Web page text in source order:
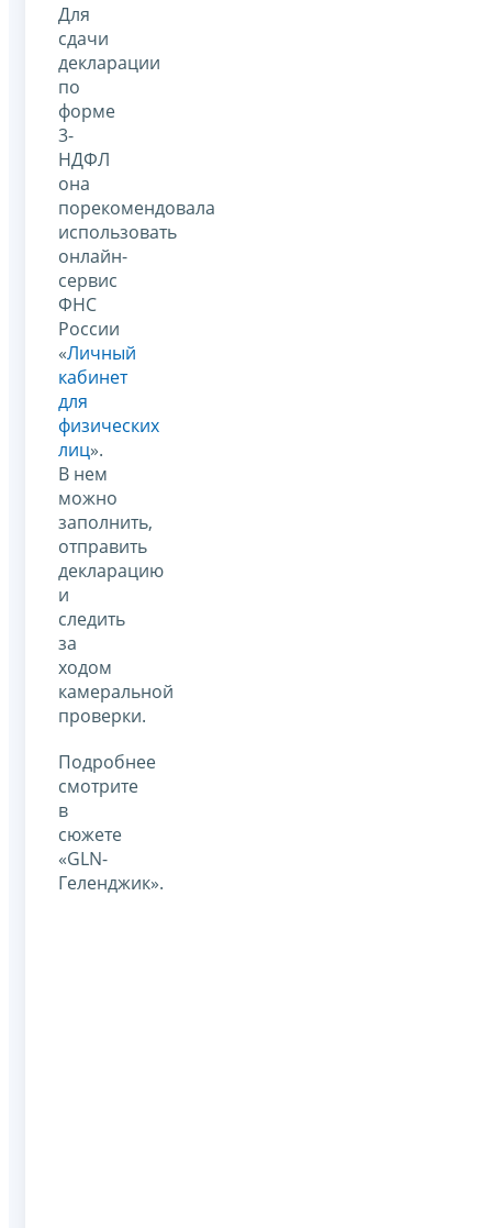
Для
сдачи
декларации
по
форме
3-
НДФЛ
она
порекомендовала
использовать
онлайн-
сервис
ФНС
России
«Личный
кабинет
для
физических
лиц».
В нем
можно
заполнить,
отправить
декларацию
и
следить
за
ходом
камеральной
проверки.
Подробнее
смотрите
в
сюжете
«GLN-
Геленджик».